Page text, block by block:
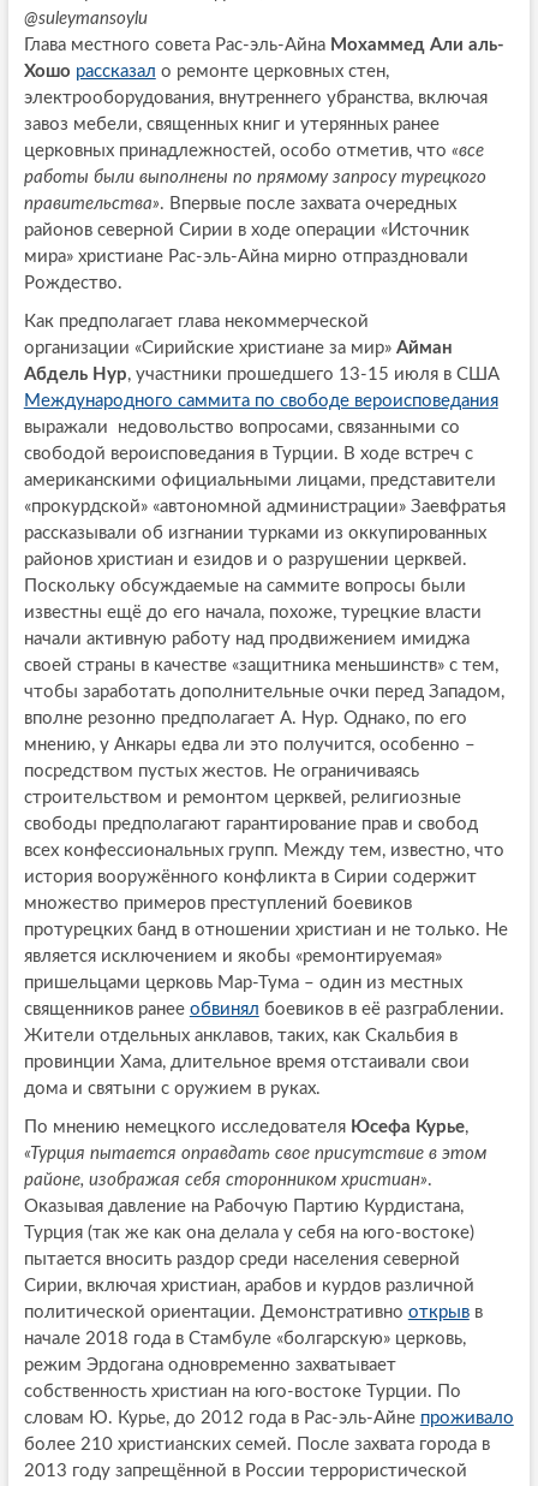
@suleymansoylu
Глава местного совета Рас-эль-Айна Мохаммед Али аль-
Хошо рассказал о ремонте церковных стен,
электрооборудования, внутреннего убранства, включая
завоз мебели, священных книг и утерянных ранее
церковных принадлежностей, особо отметив, что «все
работы были выполнены по прямому запросу турецкого
правительства». Впервые после захвата очередных
районов северной Сирии в ходе операции «Источник
мира» христиане Рас-эль-Айна мирно отпраздновали
Рождество.
Как предполагает глава некоммерческой
организации «Сирийские христиане за мир» Айман
Абдель Нур, участники прошедшего 13-15 июля в США
Международного саммита по свободе вероисповедания
выражали недовольство вопросами, связанными со
свободой вероисповедания в Турции. В ходе встреч с
американскими официальными лицами, представители
«прокурдской» «автономной администрации» Заевфратья
рассказывали об изгнании турками из оккупированных
районов христиан и езидов и о разрушении церквей.
Поскольку обсуждаемые на саммите вопросы были
известны ещё до его начала, похоже, турецкие власти
начали активную работу над продвижением имиджа
своей страны в качестве «защитника меньшинств» с тем,
чтобы заработать дополнительные очки перед Западом,
вполне резонно предполагает А. Нур. Однако, по его
мнению, у Анкары едва ли это получится, особенно –
посредством пустых жестов. Не ограничиваясь
строительством и ремонтом церквей, религиозные
свободы предполагают гарантирование прав и свобод
всех конфессиональных групп. Между тем, известно, что
история вооружённого конфликта в Сирии содержит
множество примеров преступлений боевиков
протурецких банд в отношении христиан и не только. Не
является исключением и якобы «ремонтируемая»
пришельцами церковь Мар-Тума – один из местных
священников ранее обвинял боевиков в её разграблении.
Жители отдельных анклавов, таких, как Скальбия в
провинции Хама, длительное время отстаивали свои
дома и святыни с оружием в руках.
По мнению немецкого исследователя Юсефа Курье,
«Турция пытается оправдать свое присутствие в этом
районе, изображая себя сторонником христиан».
Оказывая давление на Рабочую Партию Курдистана,
Турция (так же как она делала у себя на юго-востоке)
пытается вносить раздор среди населения северной
Сирии, включая христиан, арабов и курдов различной
политической ориентации. Демонстративно открывв
начале 2018 года в Стамбуле «болгарскую» церковь,
режим Эрдогана одновременно захватывает
собственность христиан на юго-востоке Турции. По
словам Ю. Курье, до 2012 года в Рас-эль-Айне проживало
более 210 христианских семей. После захвата города в
2013 году запрещённой в России террористической